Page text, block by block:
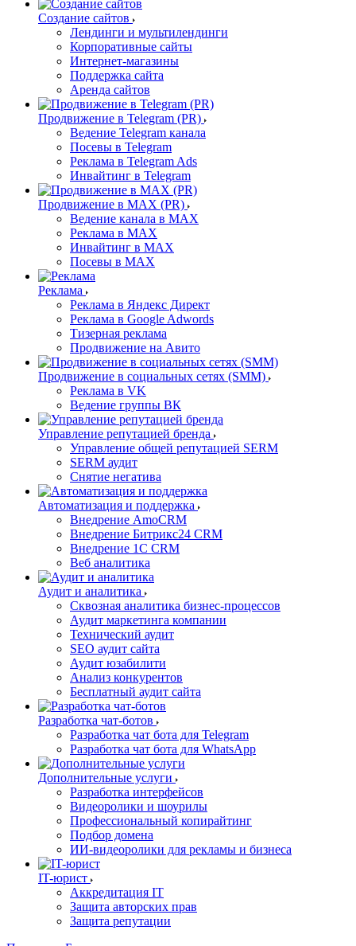
Создание сайтов
Лендинги и мультилендинги
Корпоративные сайты
Интернет-магазины
Поддержка сайта
Аренда сайтов
Продвижение в Telegram (PR)
Ведение Telegram канала
Посевы в Telegram
Реклама в Telegram Ads
Инвайтинг в Telegram
Продвижение в MAX (PR)
Ведение канала в MAX
Реклама в MAX
Инвайтинг в MAX
Посевы в MAX
Реклама
Реклама в Яндекс Директ
Реклама в Google Adwords
Тизерная реклама
Продвижение на Авито
Продвижение в социальных сетях (SMM)
Реклама в VK
Ведение группы ВК
Управление репутацией бренда
Управление общей репутацией SERM
SERM аудит
Снятие негатива
Автоматизация и поддержка
Внедрение AmoCRM
Внедрение Битрикс24 CRM
Внедрение 1C CRM
Веб аналитика
Аудит и аналитика
Сквозная аналитика бизнес-процессов
Аудит маркетинга компании
Технический аудит
SEO аудит сайта
Аудит юзабилити
Анализ конкурентов
Бесплатный аудит сайта
Разработка чат-ботов
Разработка чат бота для Telegram
Разработка чат бота для WhatsApp
Дополнительные услуги
Разработка интерфейсов
Видеоролики и шоурилы
Профессиональный копирайтинг
Подбор домена
ИИ-видеоролики для рекламы и бизнеса
IT-юрист
Аккредитация IT
Защита авторских прав
Защита репутации